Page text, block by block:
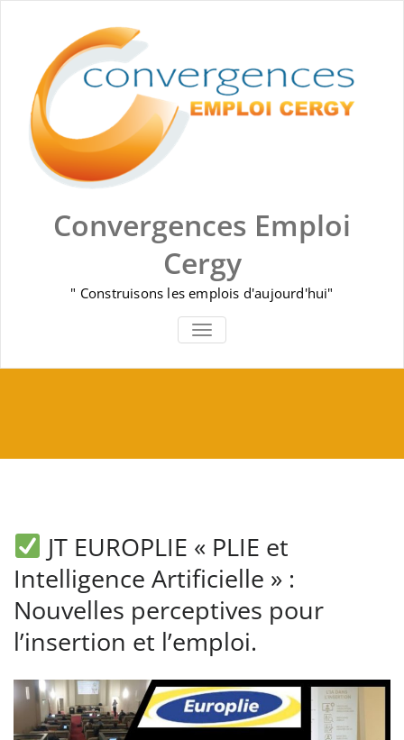
Convergences Emploi
Cergy
" Construisons les emplois d'aujourd'hui"
AFFICHER/MASQUER LA
JT EUROPLIE « PLIE et
Intelligence Artificielle » :
Nouvelles perceptives pour
l’insertion et l’emploi.